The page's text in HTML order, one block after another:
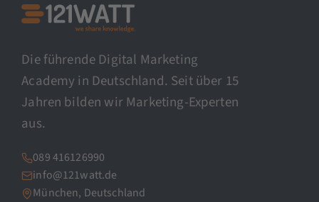
Die führende Digital Marketing
Academy in Deutschland. Seit über 15
Jahren bilden wir Marketing-Experten
aus.
089 416126990
info@121watt.de
München, Deutschland